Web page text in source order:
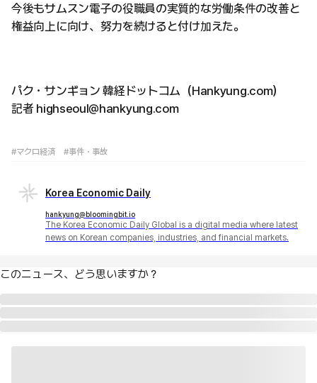
今後もサムスン電子の役職員の実質的な労働条件の改善と
権益向上に向け、努力を続けると付け加えた。
パク・サンギョン 韓経ドットコム（Hankyung.com）
記者 highseoul@hankyung.com
#マクロ経済 #事件・事故
Korea Economic Daily
hankyung@bloomingbit.io
The Korea Economic Daily Global is a digital media where latest
news on Korean companies, industries, and financial markets.
このニュース、どう思いますか？